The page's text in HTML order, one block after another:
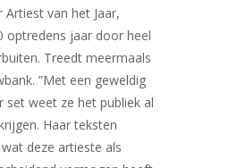
Artiest van het Jaar,
optredens jaar door heel
Treedt meermaals
”Met een geweldig
set weet ze het publiek al
Haar teksten
deze artieste als